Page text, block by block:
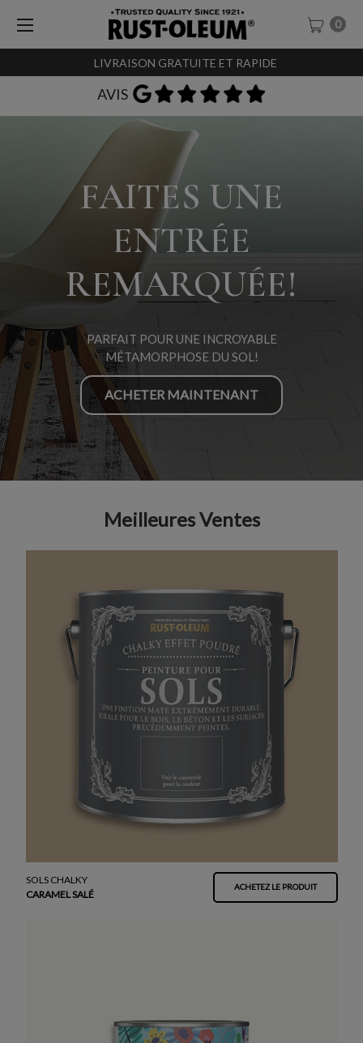
LIVRAISON GRATUITE ET RAPIDE
0
AVIS
FAITES UNE
ENTRÉE
REMARQUÉE!
PARFAIT POUR UNE INCROYABLE
MÉTAMORPHOSE DU SOL!
ACHETER MAINTENANT
Meilleures Ventes
SOLS CHALKY
CARAMEL SALÉ
ACHETEZ LE PRODUIT